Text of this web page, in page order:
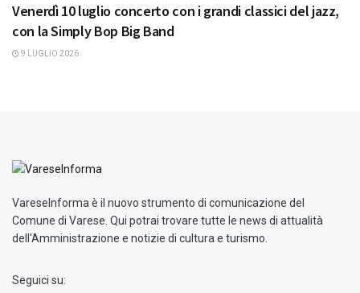
Venerdì 10 luglio concerto con i grandi classici del jazz,
con la Simply Bop Big Band
9 LUGLIO 2026
VareseInforma è il nuovo strumento di comunicazione del
Comune di Varese. Qui potrai trovare tutte le news di attualità
dell'Amministrazione e notizie di cultura e turismo.
Seguici su: